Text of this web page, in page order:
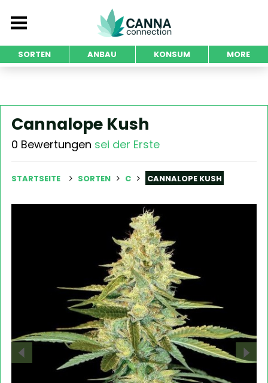
SORTEN ANBAU KONSUM MORE
Cannalope Kush
0 Bewertungen sei der Erste
STARTSEITE SORTEN C CANNALOPE KUSH